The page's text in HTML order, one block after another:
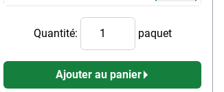
Quantité: paquet
Ajouter au panier